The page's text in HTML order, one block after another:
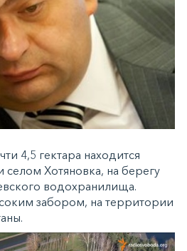
4,5 гектара находится
Хотяновка, на берегу
водохранилища.
забором, на территории